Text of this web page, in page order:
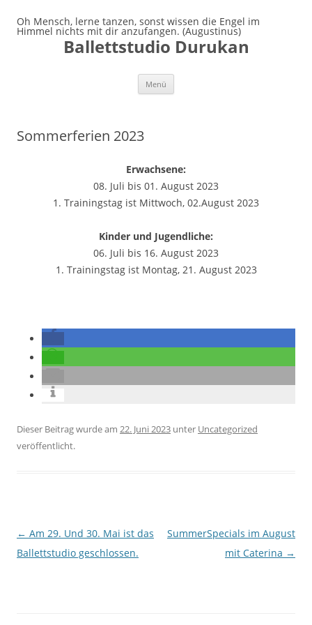
Oh Mensch, lerne tanzen, sonst wissen die Engel im
Himmel nichts mit dir anzufangen. (Augustinus)
Ballettstudio Durukan
Menü
Sommerferien 2023
Erwachsene:
08. Juli bis 01. August 2023
1. Trainingstag ist Mittwoch, 02.August 2023
Kinder und Jugendliche:
06. Juli bis 16. August 2023
1. Trainingstag ist Montag, 21. August 2023
Dieser Beitrag wurde am 22. Juni 2023 unter Uncategorized
veröffentlicht.
Beitragsnavigation
← Am 29. Und 30. Mai ist das
Ballettstudio geschlossen.
SummerSpecials im August
mit Caterina →